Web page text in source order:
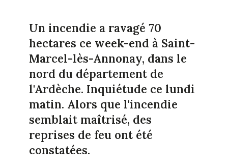
Un incendie a ravagé 70
hectares ce week-end à Saint-
Marcel-lès-Annonay, dans le
nord du département de
l'Ardèche. Inquiétude ce lundi
matin. Alors que l'incendie
semblait maîtrisé, des
reprises de feu ont été
constatées.